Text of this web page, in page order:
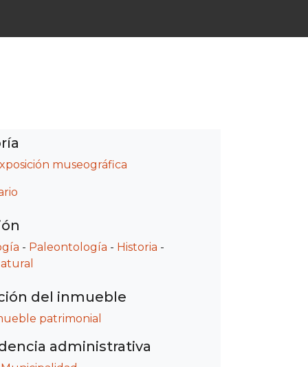
museográfica
- Paleontología - Historia -
del inmueble
patrimonial
administrativa